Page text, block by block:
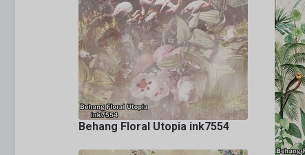
Behang Floral Utopia ink7554